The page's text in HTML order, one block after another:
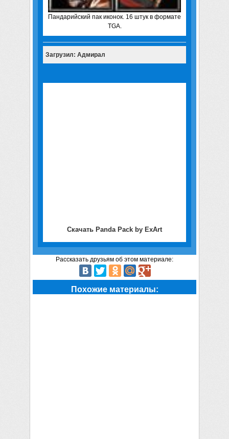
Пандарийский пак иконок. 16 штук в формате
TGA.
Загрузил: Адмирал
Скачать Panda Pack by ExArt
Рассказать друзьям об этом материале:
Похожие материалы: